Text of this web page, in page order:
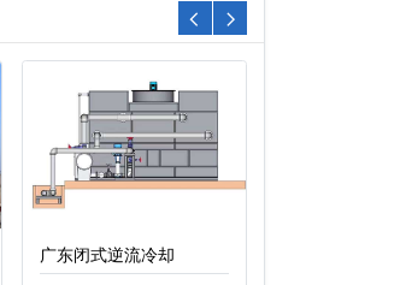
广东闭式逆流冷却